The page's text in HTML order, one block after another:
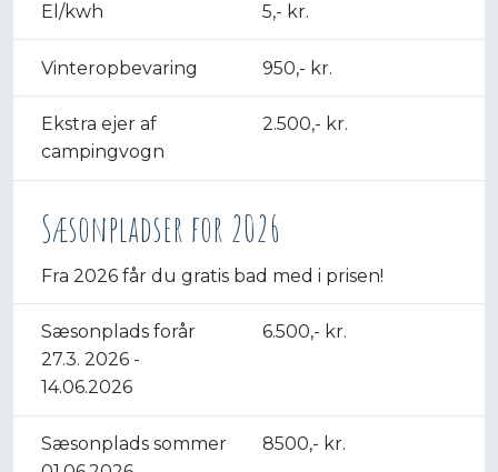
El/kwh 5,- kr.
Vinteropbevaring​ 950,- kr.
Ekstra ejer af
campingvogn
2.500,- kr.
Sæsonpladser for 2026
Fra 2026 får du gratis bad med i prisen!​
Sæsonplads forår​
27.3. 2026 -
14.06.2026
6.500,- kr.
Sæsonplads sommer
8500,- kr.